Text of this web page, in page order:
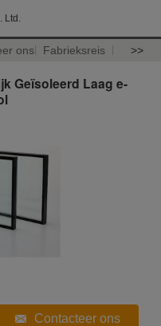
Ltd.
ons Fabrieksreis >>
Geïsoleerd Laag e-
Contacteer ons